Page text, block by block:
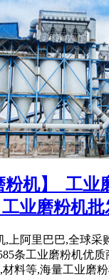
粉机】_工业
业磨粉机批
,上阿里巴巴,全球采
条工业磨粉机优
材料等,海量工业磨